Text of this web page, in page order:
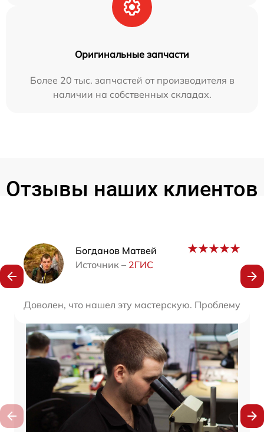
Оригинальные запчасти
Более 20 тыс. запчастей от производителя в
наличии на собственных складах.
Отзывы наших клиентов
Богданов Матвей
Источник – 2ГИС
Доволен, что нашел эту мастерскую. Проблему
Наши мастера